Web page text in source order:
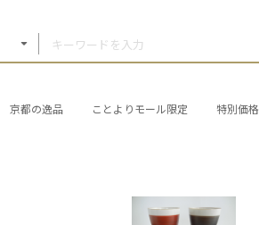
京都の逸品 ことよりモール限定 特別価格